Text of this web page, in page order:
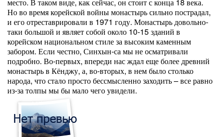
Но во время корейской войны монастырь сильно пострадал,
и его отреставрировали в 1971 году. Монастырь довольно-
таки большой и являет собой около 10-15 зданий в
корейском национальном стиле за высоким каменным
забором. Если честно, Синхын-са мы не осматривали
подробно. Во-первых, впереди нас ждал еще более древний
монастырь в Кёнджу, а, во-вторых, в нем было столько
народа, что стало просто бессмысленно заходить – все равно
из-за толпы мы бы мало чего увидели.